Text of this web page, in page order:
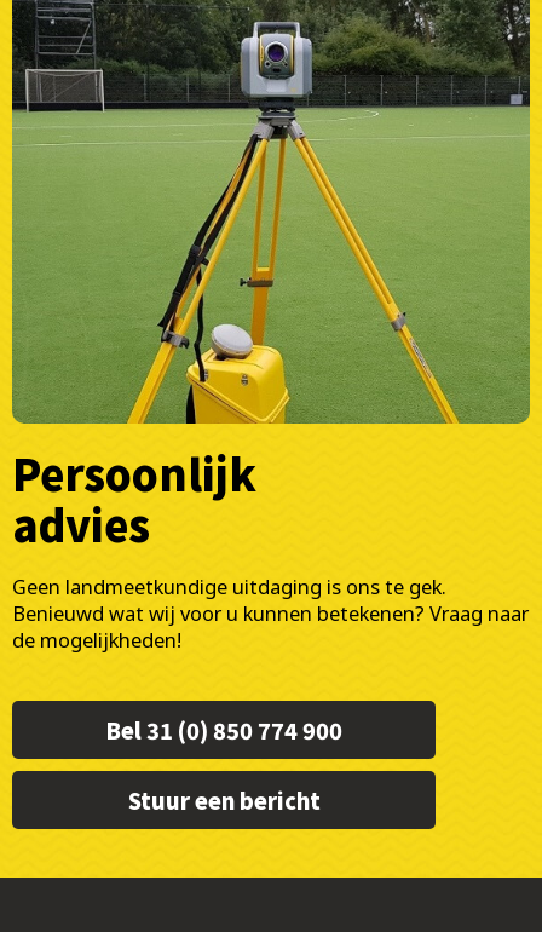
Persoonlijk
advies
Geen landmeetkundige uitdaging is ons te gek.
Benieuwd wat wij voor u kunnen betekenen? Vraag naar
de mogelijkheden!
Bel 31 (0) 850 774 900
Stuur een bericht